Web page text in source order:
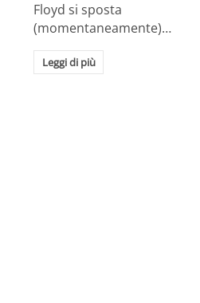
Floyd si sposta
(momentaneamente)…
Leggi di più